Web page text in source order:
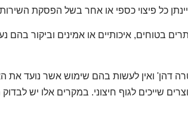
יינתן כל פיצוי כספי או אחר בשל הפסקת
בטוחים, איכותיים או אמינים וביקור
שייכים לגוף חיצוני. במקרים אלו יש